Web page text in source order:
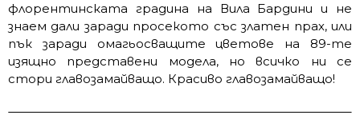
флорентинската градина на Вила Бардини и не
знаем дали заради просекото със златен прах, или
пък заради омагьосващите цветове на 89-те
изящно представени модела, но всичко ни се
стори главозамайващо. Красиво главозамайващо!